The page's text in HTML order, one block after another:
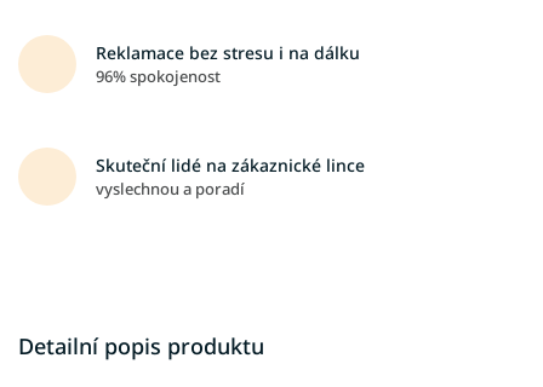
Reklamace bez stresu i na dálku
96% spokojenost
Skuteční lidé na zákaznické lince
vyslechnou a poradí
Detailní popis produktu